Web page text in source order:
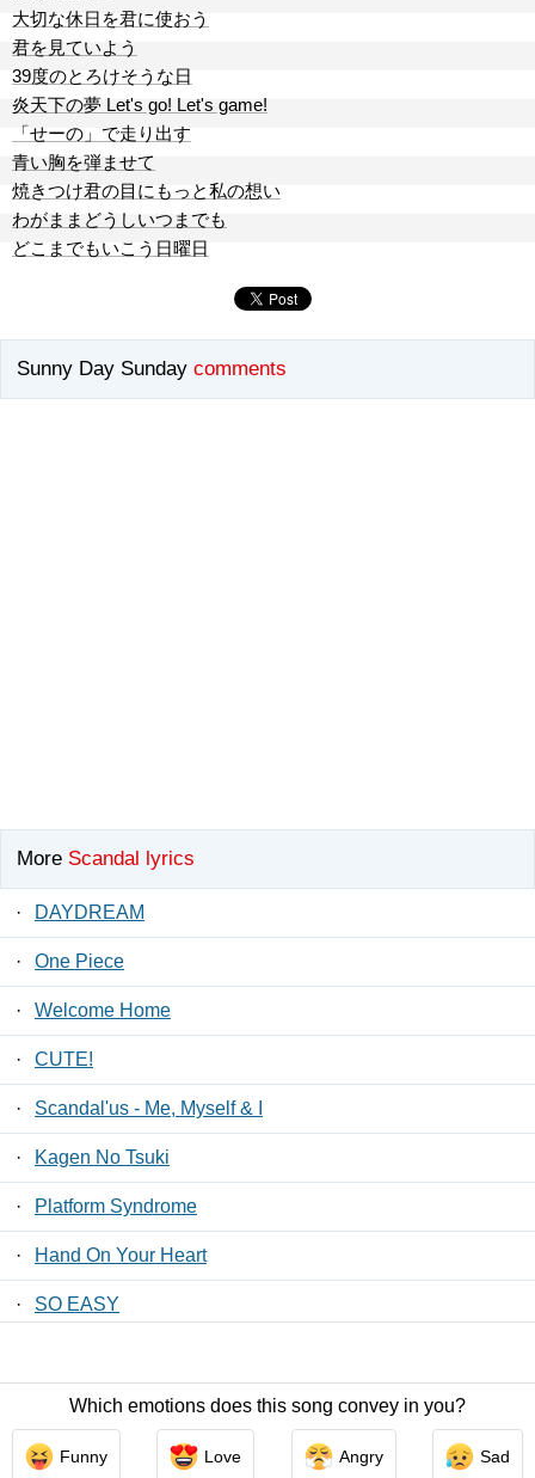
大切な休日を君に使おう
君を見ていよう
39度のとろけそうな日
炎天下の夢 Let's go! Let's game!
「せーの」で走り出す
青い胸を弾ませて
焼きつけ君の目にもっと私の想い
わがままどうしいつまでも
どこまでもいこう日曜日
Sunny Day Sunday comments
More Scandal lyrics
· DAYDREAM
· One Piece
· Welcome Home
· CUTE!
· Scandal'us - Me, Myself & I
· Kagen No Tsuki
· Platform Syndrome
· Hand On Your Heart
· SO EASY
Which emotions does this song convey in you?
Funny Love Angry Sad